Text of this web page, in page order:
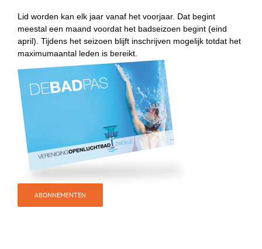
Lid worden kan elk jaar vanaf het voorjaar. Dat begint
meestal een maand voordat het badseizoen begint (eind
april). Tijdens het seizoen blijft inschrijven mogelijk totdat het
maximumaantal leden is bereikt.
ABONNEMENTEN